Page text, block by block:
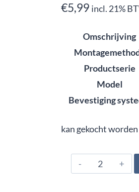
€5,99 incl. 21%
Omschrijving
Productserie
Model
Bevestiging
kan gekocht
Afdekkap